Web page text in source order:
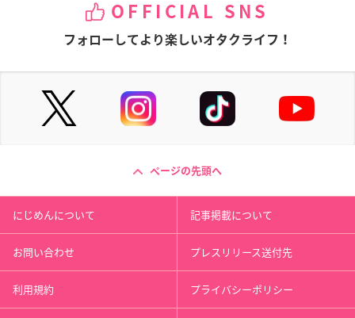
OFFICIAL SNS
フォローしてより楽しいオタクライフ！
ページの先頭へ
にじめんについて 記事掲載について
お問い合わせ プレスリリース送付先
利用規約 プライバシーポリシー